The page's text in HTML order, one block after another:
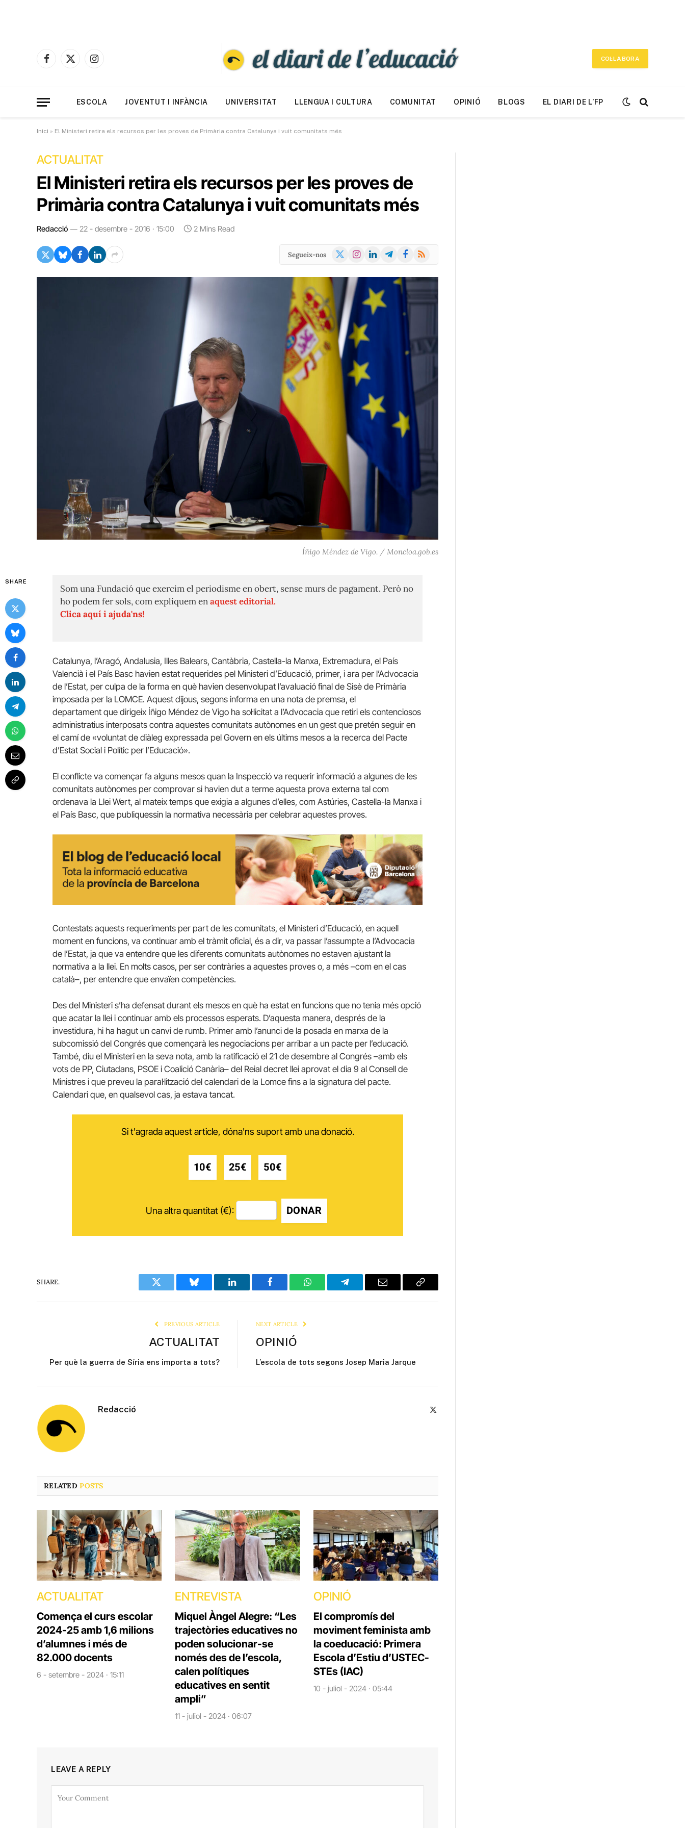
Facebook
X
Instagram
COL·LABORA
ESCOLA JOVENTUT I INFÀNCIA UNIVERSITAT LLENGUA I CULTURA COMUNITAT OPINIÓ BLOGS EL DIARI DE L’FP
Inici » El Ministeri retira els recursos per les proves de Primària contra Catalunya i vuit comunitats més
ACTUALITAT
El Ministeri retira els recursos per les proves de
Primària contra Catalunya i vuit comunitats més
Redacció 22 - desembre - 2016 · 15:00 2 Mins Read
Segueix-nos
X
Instagram
LinkedInTelegramFacebook
RSS
Íñigo Méndez de Vigo. / Moncloa.gob.es
SHARE
Som una Fundació que exercim el periodisme en obert, sense murs de pagament. Però no
ho podem fer sols, com expliquem enaquest editorial.
Clica aquí i ajuda'ns!
Catalunya, l’Aragó, Andalusia, Illes Balears, Cantàbria, Castella-la Manxa, Extremadura, el País
Valencià i el País Basc havien estat requerides pel Ministeri d’Educació, primer, i ara per l’Advocacia
de l’Estat, per culpa de la forma en què havien desenvolupat l’avaluació final de Sisè de Primària
imposada per la LOMCE. Aquest dijous, segons informa en una nota de premsa, el
departament que dirigeix Íñigo Méndez de Vigo ha sol·licitat a l’Advocacia que retiri els contenciosos
administratius interposats contra aquestes comunitats autònomes en un gest que pretén seguir en
el camí de «voluntat de diàleg expressada pel Govern en els últims mesos a la recerca del Pacte
d’Estat Social i Polític per l’Educació».
El conflicte va començar fa alguns mesos quan la Inspecció va requerir informació a algunes de les
comunitats autònomes per comprovar si havien dut a terme aquesta prova externa tal com
ordenava la Llei Wert, al mateix temps que exigia a algunes d’elles, com Astúries, Castella-la Manxa i
el País Basc, que publiquessin la normativa necessària per celebrar aquestes proves.
Contestats aquests requeriments per part de les comunitats, el Ministeri d’Educació, en aquell
moment en funcions, va continuar amb el tràmit oficial, és a dir, va passar l’assumpte a l’Advocacia
de l’Estat, ja que va entendre que les diferents comunitats autònomes no estaven ajustant la
normativa a la llei. En molts casos, per ser contràries a aquestes proves o, a més –com en el cas
català–, per entendre que envaïen competències.
Des del Ministeri s’ha defensat durant els mesos en què ha estat en funcions que no tenia més opció
que acatar la llei i continuar amb els processos esperats. D’aquesta manera, després de la
investidura, hi ha hagut un canvi de rumb. Primer amb l’anunci de la posada en marxa de la
subcomissió del Congrés que començarà les negociacions per arribar a un pacte per l’educació.
També, diu el Ministeri en la seva nota, amb la ratificació el 21 de desembre al Congrés –amb els
vots de PP, Ciutadans, PSOE i Coalició Canària– del Reial decret llei aprovat el dia 9 al Consell de
Ministres i que preveu la paral·lització del calendari de la Lomce fins a la signatura del pacte.
Calendari que, en qualsevol cas, ja estava tancat.
Si t'agrada aquest article, dóna'ns suport amb una donació.
10€ 25€ 50€
Una altra quantitat (€): DONAR
SHARE.
Twitter Bluesky LinkedIn Facebook WhatsAppTelegram Email
Copy
PREVIOUS ARTICLE
ACTUALITAT
Per què la guerra de Síria ens importa a tots?
NEXT ARTICLE
OPINIÓ
L’escola de tots segons Josep Maria Jarque
Redacció
RELATEDPOSTS
ACTUALITAT
Comença el curs escolar
2024-25 amb 1,6 milions
d’alumnes i més de
82.000 docents
6 - setembre - 2024 · 15:11
ENTREVISTA
Miquel Àngel Alegre: “Les
trajectòries educatives no
poden solucionar-se
només des de l’escola,
calen polítiques
educatives en sentit
ampli”
11 - juliol - 2024 · 06:07
OPINIÓ
El compromís del
moviment feminista amb
la coeducació: Primera
Escola d’Estiu d’USTEC-
STEs (IAC)
10 - juliol - 2024 · 05:44
LEAVE A REPLY